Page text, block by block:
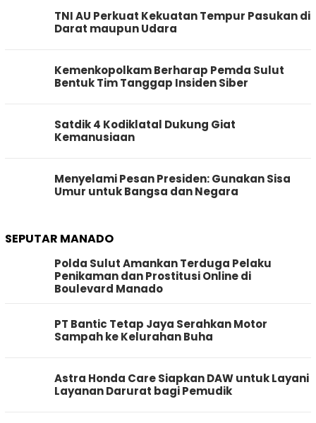
TNI AU Perkuat Kekuatan Tempur Pasukan di
Darat maupun Udara
Kemenkopolkam Berharap Pemda Sulut
Bentuk Tim Tanggap Insiden Siber
Satdik 4 Kodiklatal Dukung Giat
Kemanusiaan
Menyelami Pesan Presiden: Gunakan Sisa
Umur untuk Bangsa dan Negara
SEPUTAR MANADO
Polda Sulut Amankan Terduga Pelaku
Penikaman dan Prostitusi Online di
Boulevard Manado
PT Bantic Tetap Jaya Serahkan Motor
Sampah ke Kelurahan Buha
Astra Honda Care Siapkan DAW untuk Layani
Layanan Darurat bagi Pemudik